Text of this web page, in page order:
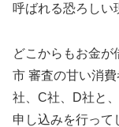
呼ばれる恐ろしい
どこからもお金が
市 審査の甘い消
社、C社、D社と
申し込みを行って